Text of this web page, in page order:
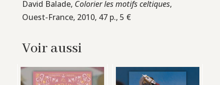
David Balade, Colorier les motifs celtiques,
Ouest-France, 2010, 47 p., 5 €
Voir aussi